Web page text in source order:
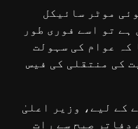
موٹر سائیکل
تو اسے فوری طور
کہ عوام کی سہولت
کی منتقلی کی فیس
کے لیے، وزیر اعلیٰ
دفاتر صبح سے رات